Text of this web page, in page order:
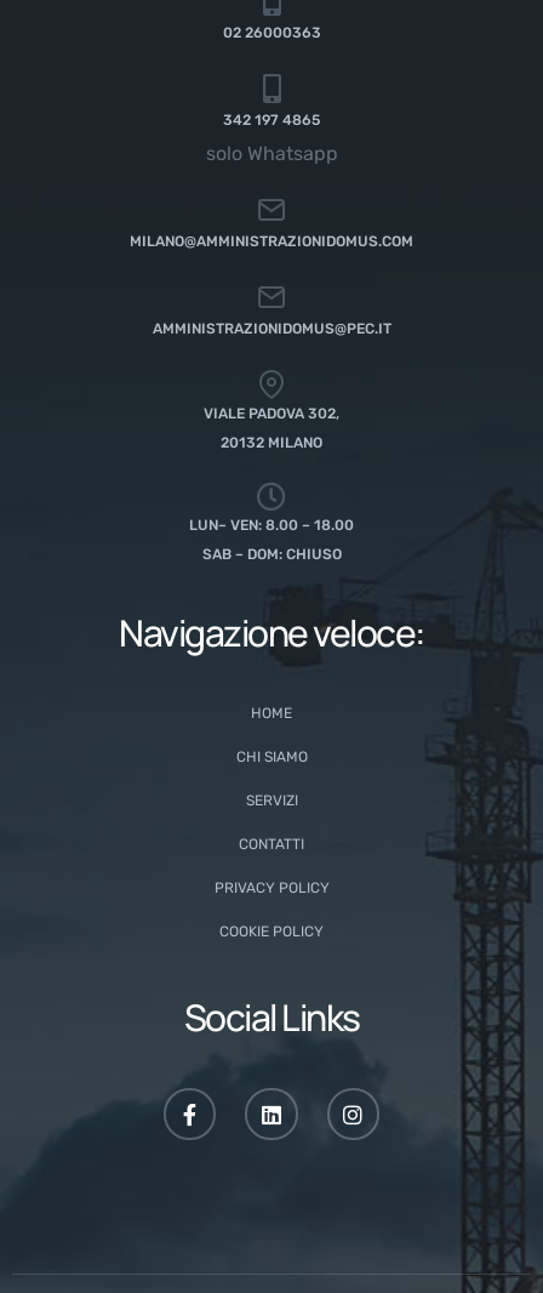
02 26000363
342 197 4865
solo Whatsapp
MILANO@AMMINISTRAZIONIDOMUS.COM
AMMINISTRAZIONIDOMUS@PEC.IT
VIALE PADOVA 302,
20132 MILANO
LUN– VEN: 8.00 – 18.00
SAB – DOM: CHIUSO
Navigazione veloce:
HOME
CHI SIAMO
SERVIZI
CONTATTI
PRIVACY POLICY
COOKIE POLICY
Social Links